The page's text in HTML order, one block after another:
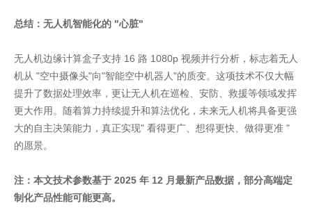
总结：无人机智能化的 "心脏"
无人机边缘计算盒子支持 16 路 1080p 视频并行分析，标志着无人
机从 "空中摄像头"向"智能空中机器人"的质变。这项技术不仅大幅
提升了数据处理效率，更让无人机在巡检、安防、救援等领域发挥
更大作用。随着算力持续提升和算法优化，未来无人机将具备更强
大的自主决策能力，真正实现" 看得更广、想得更快、做得更准 "
的愿景。
注：本文技术参数基于 2025 年 12 月最新产品数据，部分高端定
制化产品性能可能更高。